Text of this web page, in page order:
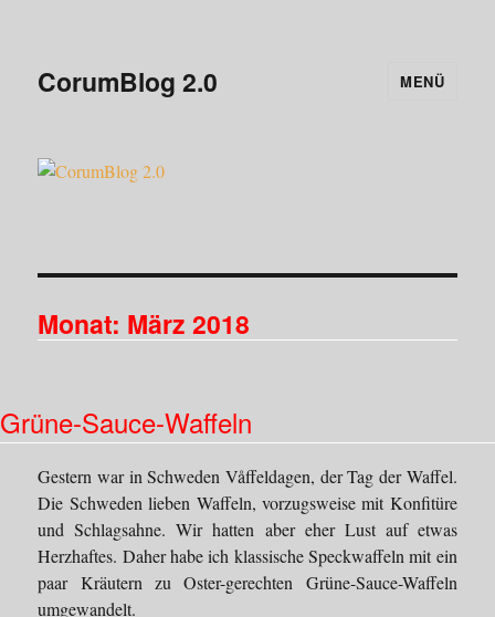
CorumBlog 2.0 MENÜ
Monat: März 2018
Grüne-Sauce-Waffeln
Gestern war in Schweden Våffeldagen, der Tag der Waffel.
Die Schweden lieben Waffeln, vorzugsweise mit Konfitüre
und Schlagsahne. Wir hatten aber eher Lust auf etwas
Herzhaftes. Daher habe ich klassische Speckwaffeln mit ein
paar Kräutern zu Oster-gerechten Grüne-Sauce-Waffeln
umgewandelt.